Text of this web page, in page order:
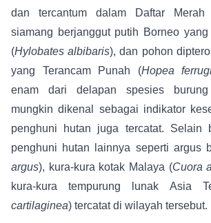
dan tercantum dalam Daftar Merah
siamang berjanggut putih Borneo yang
(Hylobates albibaris), dan pohon
yang Terancam Punah (Hopea
enam dari delapan spesies
mungkin dikenal sebagai indikator
penghuni hutan juga tercatat. Selain
penghuni hutan lainnya seperti argus
argus), kura-kura kotak Malaya (Cuora
kura-kura tempurung lunak Asia
cartilaginea) tercatat di wilayah tersebut.